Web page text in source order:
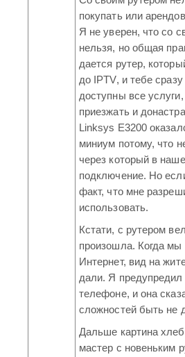
покупать или
Я не уверен, что со
нельзя, но общая
дается рутер,
до IPTV, и тебе сразу
доступны все
приезжать и
Linksys E3200
миниум потому, что
через который в
подключение. Но
факт, что мне
использовать.
Кстати, с рутером
произошла. Когда
Интернет, вид на
дали. Я предупредил
телефоне, и она
сложностей быть не
Дальше картина
мастер с новеньким